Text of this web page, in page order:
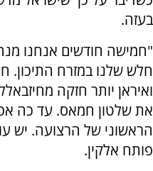
בעזה.
"חמישה חודשים אנחנו
חלש שלנו במזרח התיכון.
ואיראן יותר חזקה
את שלטון חמאס. עד כה
הראשוני של הרצועה. יש
פותח אלקין.